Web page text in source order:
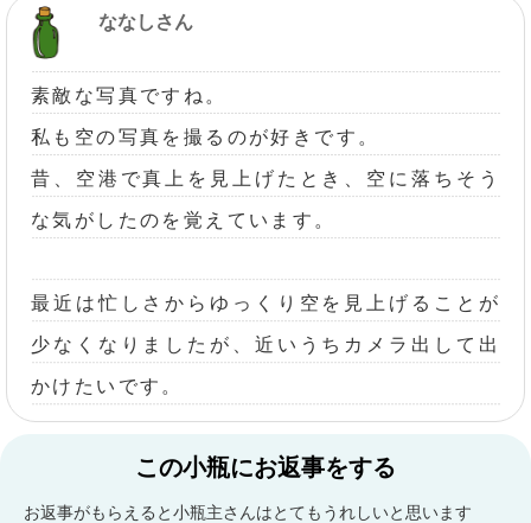
ななしさん
素敵な写真ですね。
私も空の写真を撮るのが好きです。
昔、空港で真上を見上げたとき、空に落ちそう
な気がしたのを覚えています。
最近は忙しさからゆっくり空を見上げることが
少なくなりましたが、近いうちカメラ出して出
かけたいです。
この小瓶にお返事をする
お返事がもらえると小瓶主さんはとてもうれしいと思います